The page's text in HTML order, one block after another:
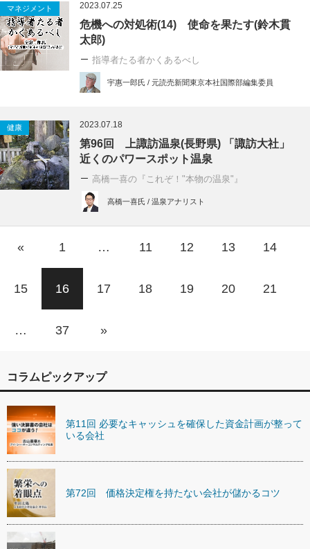
マネジメント 2023.07.25
危機への対処術(14) 使命を果たす(鈴木貫
太郎)
指導者たる者かくあるべし
宇惠一郎氏 / 元読売新聞東京本社国際部編集委員
健康 2023.07.18
第96回 上諏訪温泉(長野県) 「諏訪大社」
近くのパワースポット温泉
高橋一喜の『これぞ！"本物の温泉"』
高橋一喜氏 / 温泉アナリスト
« 1 … 11 12 13 14
15 16 17 18 19 20 21
… 37 »
コラムピックアップ
第11回 必要なキャッシュを確保した資金計画が整って
いる会社
第72回 価格決定権を持たない会社が儲かるコツ